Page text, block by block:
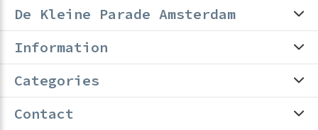
De Kleine Parade Amsterdam
Information
Categories
Contact